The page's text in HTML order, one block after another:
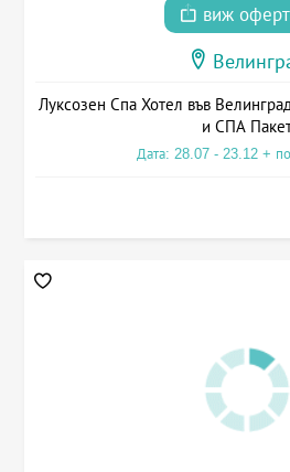
виж
Луксозен Спа Хотел във
и СПА
Дата: 28.07 - 23.12 +